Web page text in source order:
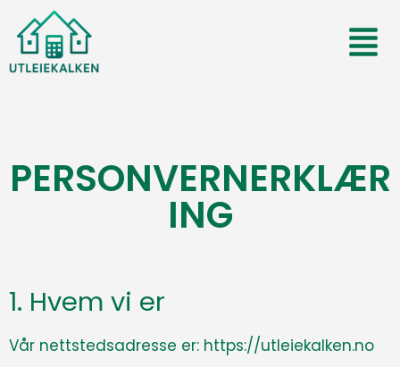
PERSONVERNERKLÆR
ING
1. Hvem vi er
Vår nettstedsadresse er: https://utleiekalken.no